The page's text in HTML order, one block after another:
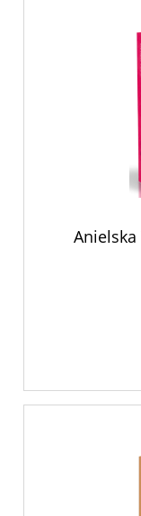
Anielska